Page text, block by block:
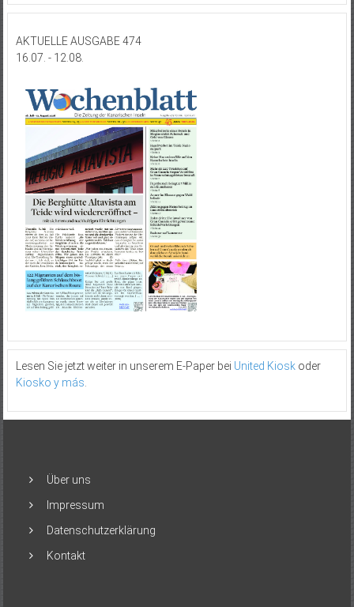
AKTUELLE AUSGABE 474
16.07. - 12.08.
Lesen Sie jetzt weiter in unserem E-Paper bei United Kioskoder
Kiosko y más.
Über uns
Impressum
Datenschutzerklärung
Kontakt